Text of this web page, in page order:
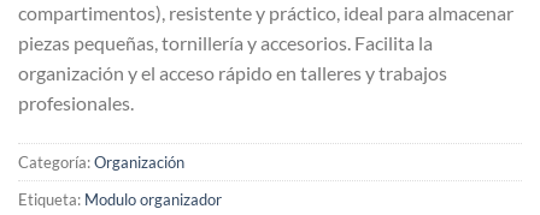
compartimentos), resistente y práctico, ideal para almacenar
piezas pequeñas, tornillería y accesorios. Facilita la
organización y el acceso rápido en talleres y trabajos
profesionales.
Categoría:Organización
Etiqueta: Modulo organizador